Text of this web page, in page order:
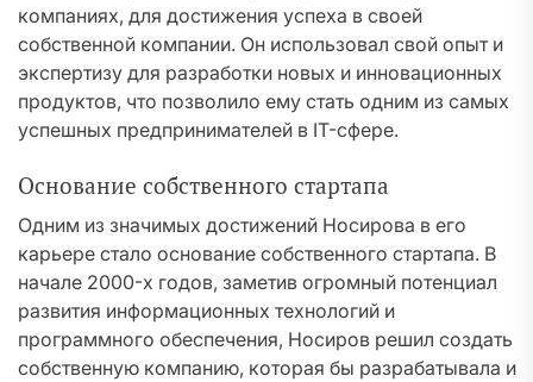
компаниях, для достижения успеха в своей
собственной компании. Он использовал свой опыт и
экспертизу для разработки новых и инновационных
продуктов, что позволило ему стать одним из самых
успешных предпринимателей в IT-сфере.
Основание собственного стартапа
Одним из значимых достижений Носирова в его
карьере стало основание собственного стартапа. В
начале 2000-х годов, заметив огромный потенциал
развития информационных технологий и
программного обеспечения, Носиров решил создать
собственную компанию, которая бы разрабатывала и